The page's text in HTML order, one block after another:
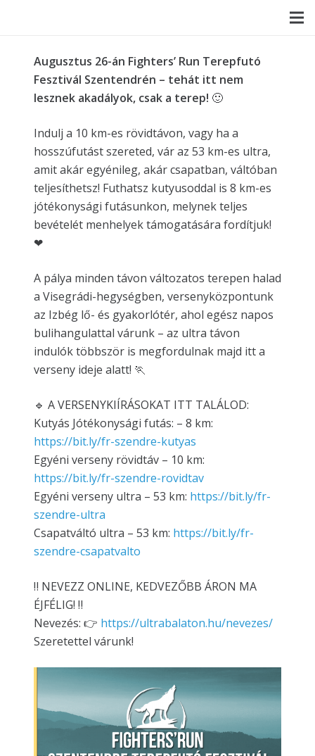
Augusztus 26-án Fighters’ Run Terepfutó
Fesztivál Szentendrén – tehát itt nem
lesznek akadályok, csak a terep! 🙂
Indulj a 10 km-es rövidtávon, vagy ha a
hosszúfutást szereted, vár az 53 km-es ultra,
amit akár egyénileg, akár csapatban, váltóban
teljesíthetsz! Futhatsz kutyusoddal is 8 km-es
jótékonysági futásunkon, melynek teljes
bevételét menhelyek támogatására fordítjuk!
❤
A pálya minden távon változatos terepen halad
a Visegrádi-hegységben, versenyközpontunk
az Izbég lő- és gyakorlótér, ahol egész napos
bulihangulattal várunk – az ultra távon
indulók többször is megfordulnak majd itt a
verseny ideje alatt! 🏃
🔹 A VERSENYKIÍRÁSOKAT ITT TALÁLOD:
Kutyás Jótékonysági futás: – 8 km:
https://bit.ly/fr-szendre-kutyas
Egyéni verseny rövidtáv – 10 km:
https://bit.ly/fr-szendre-rovidtav
Egyéni verseny ultra – 53 km: https://bit.ly/fr-
szendre-ultra
Csapatváltó ultra – 53 km: https://bit.ly/fr-
szendre-csapatvalto
‼️ NEVEZZ ONLINE, KEDVEZŐBB ÁRON MA
ÉJFÉLIG! ‼️
Nevezés: 👉 https://ultrabalaton.hu/nevezes/
Szeretettel várunk!